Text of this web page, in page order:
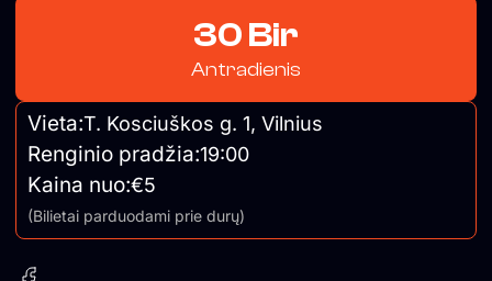
30 Bir
Antradienis
Vieta:T. Kosciuškos g. 1, Vilnius
Renginio pradžia:19:00
Kaina nuo:€5
(Bilietai parduodami prie durų)